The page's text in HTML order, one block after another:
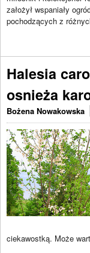
założył wspaniały
pochodzących z
Halesia
osnieża
Bożena Nowakowska
ciekawostką. Może